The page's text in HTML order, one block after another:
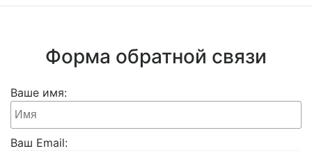
Форма обратной связи
Ваше имя:
Ваш Email: